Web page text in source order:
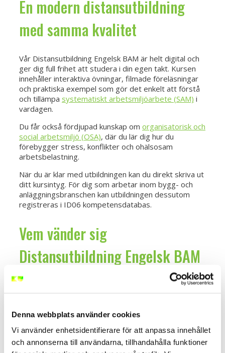
Denna webbplats använder cookies
Vi använder enhetsidentifierare för att anpassa innehållet
och annonserna till användarna, tillhandahålla funktioner
En modern distansutbildning
med samma kvalitet
Vår Distansutbildning Engelsk BAM är helt digital och
ger dig full frihet att studera i din egen takt. Kursen
innehåller interaktiva övningar, filmade föreläsningar
och praktiska exempel som gör det enkelt att förstå
och tillämpa systematiskt arbetsmiljöarbete (SAM) i
vardagen.
Du får också fördjupad kunskap om organisatorisk och
social arbetsmiljö (OSA), där du lär dig hur du
förebygger stress, konflikter och ohälsosam
arbetsbelastning.
När du är klar med utbildningen kan du direkt skriva ut
ditt kursintyg. För dig som arbetar inom bygg- och
anläggningsbranschen kan utbildningen dessutom
registreras i ID06 kompetensdatabas.
Vem vänder sig
Distansutbildning Engelsk BAM
till?
svenska arbetsmiljöregler på engelska och samtidigt
utveckla ditt ansvar i arbetsmiljöfrågor. Den passar
särskilt för: